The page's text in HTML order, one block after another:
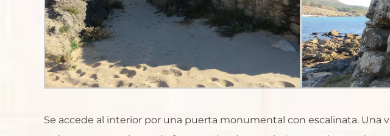
Se accede al interior por una puerta monumental con escalinata. Una